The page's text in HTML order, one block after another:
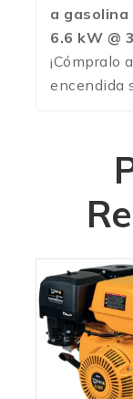
a gasolina
6.6 kW @
¡Cómpralo
encendida